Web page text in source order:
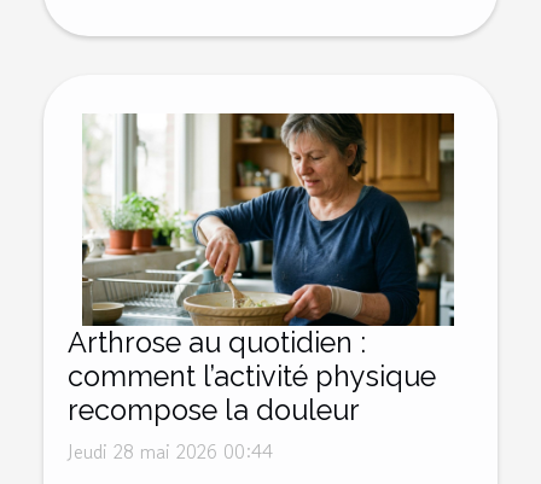
Arthrose au quotidien :
comment l’activité physique
recompose la douleur
Jeudi 28 mai 2026 00:44